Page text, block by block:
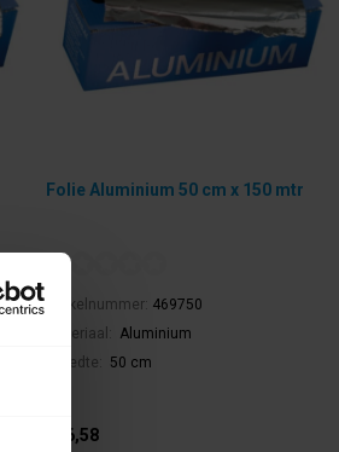
Folie Aluminium 50 cm x 150 mtr
Artikelnummer: 469750
Materiaal:
Aluminium
Breedte:
50 cm
€36,58